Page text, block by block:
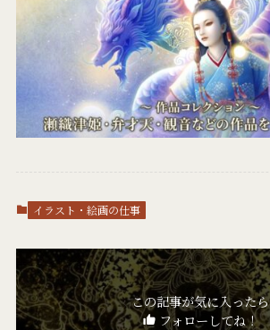
イラスト・絵画の仕事
この記事が気に入ったら
フォローしてね！